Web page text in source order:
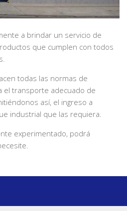
a brindar un servicio de
que cumplen con todos
todas las normas de
el transporte adecuado de
así, el ingreso a
industrial que las requiera.
experimentado, podrá